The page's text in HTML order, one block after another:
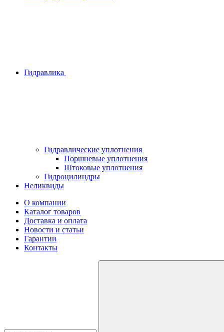
Гидравлика
Гидравлические уплотнения
Поршневые уплотнения
Штоковые уплотнения
Гидроцилиндры
Неликвиды
О компании
Каталог товаров
Доставка и оплата
Новости и статьи
Гарантии
Контакты